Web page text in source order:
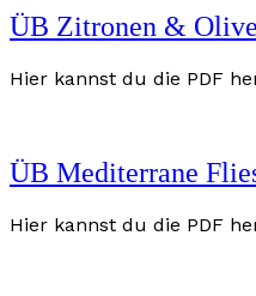
ÜB Zitronen &
Hier kannst du die PDF
ÜB Mediterrane
Hier kannst du die PDF